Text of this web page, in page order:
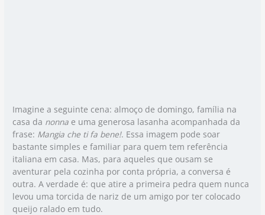
Imagine a seguinte cena: almoço de domingo, família na
casa da nonna e uma generosa lasanha acompanhada da
frase: Mangia che ti fa bene!. Essa imagem pode soar
bastante simples e familiar para quem tem referência
italiana em casa. Mas, para aqueles que ousam se
aventurar pela cozinha por conta própria, a conversa é
outra. A verdade é: que atire a primeira pedra quem nunca
levou uma torcida de nariz de um amigo por ter colocado
queijo ralado em tudo.